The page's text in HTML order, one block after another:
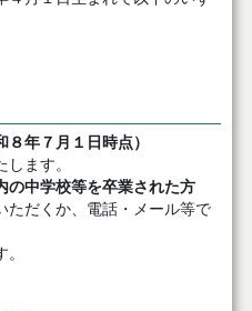
８年７月１日時点）
いたします。
の中学校等を卒業された方
ただくか、電話・メール等で